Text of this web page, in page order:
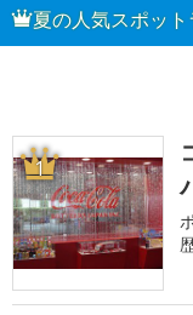
夏の人気スポット
1